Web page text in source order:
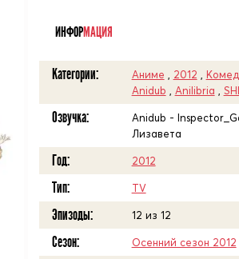
ИНФОРМАЦИЯ
Категории: Аниме 2012
Anidub
Anilibria
Озвучка:
Anidub -
Лизавета
Год: 2012
Тип: TV
Эпизоды: 12 из 12
Сезон: Осенний сезон 2012